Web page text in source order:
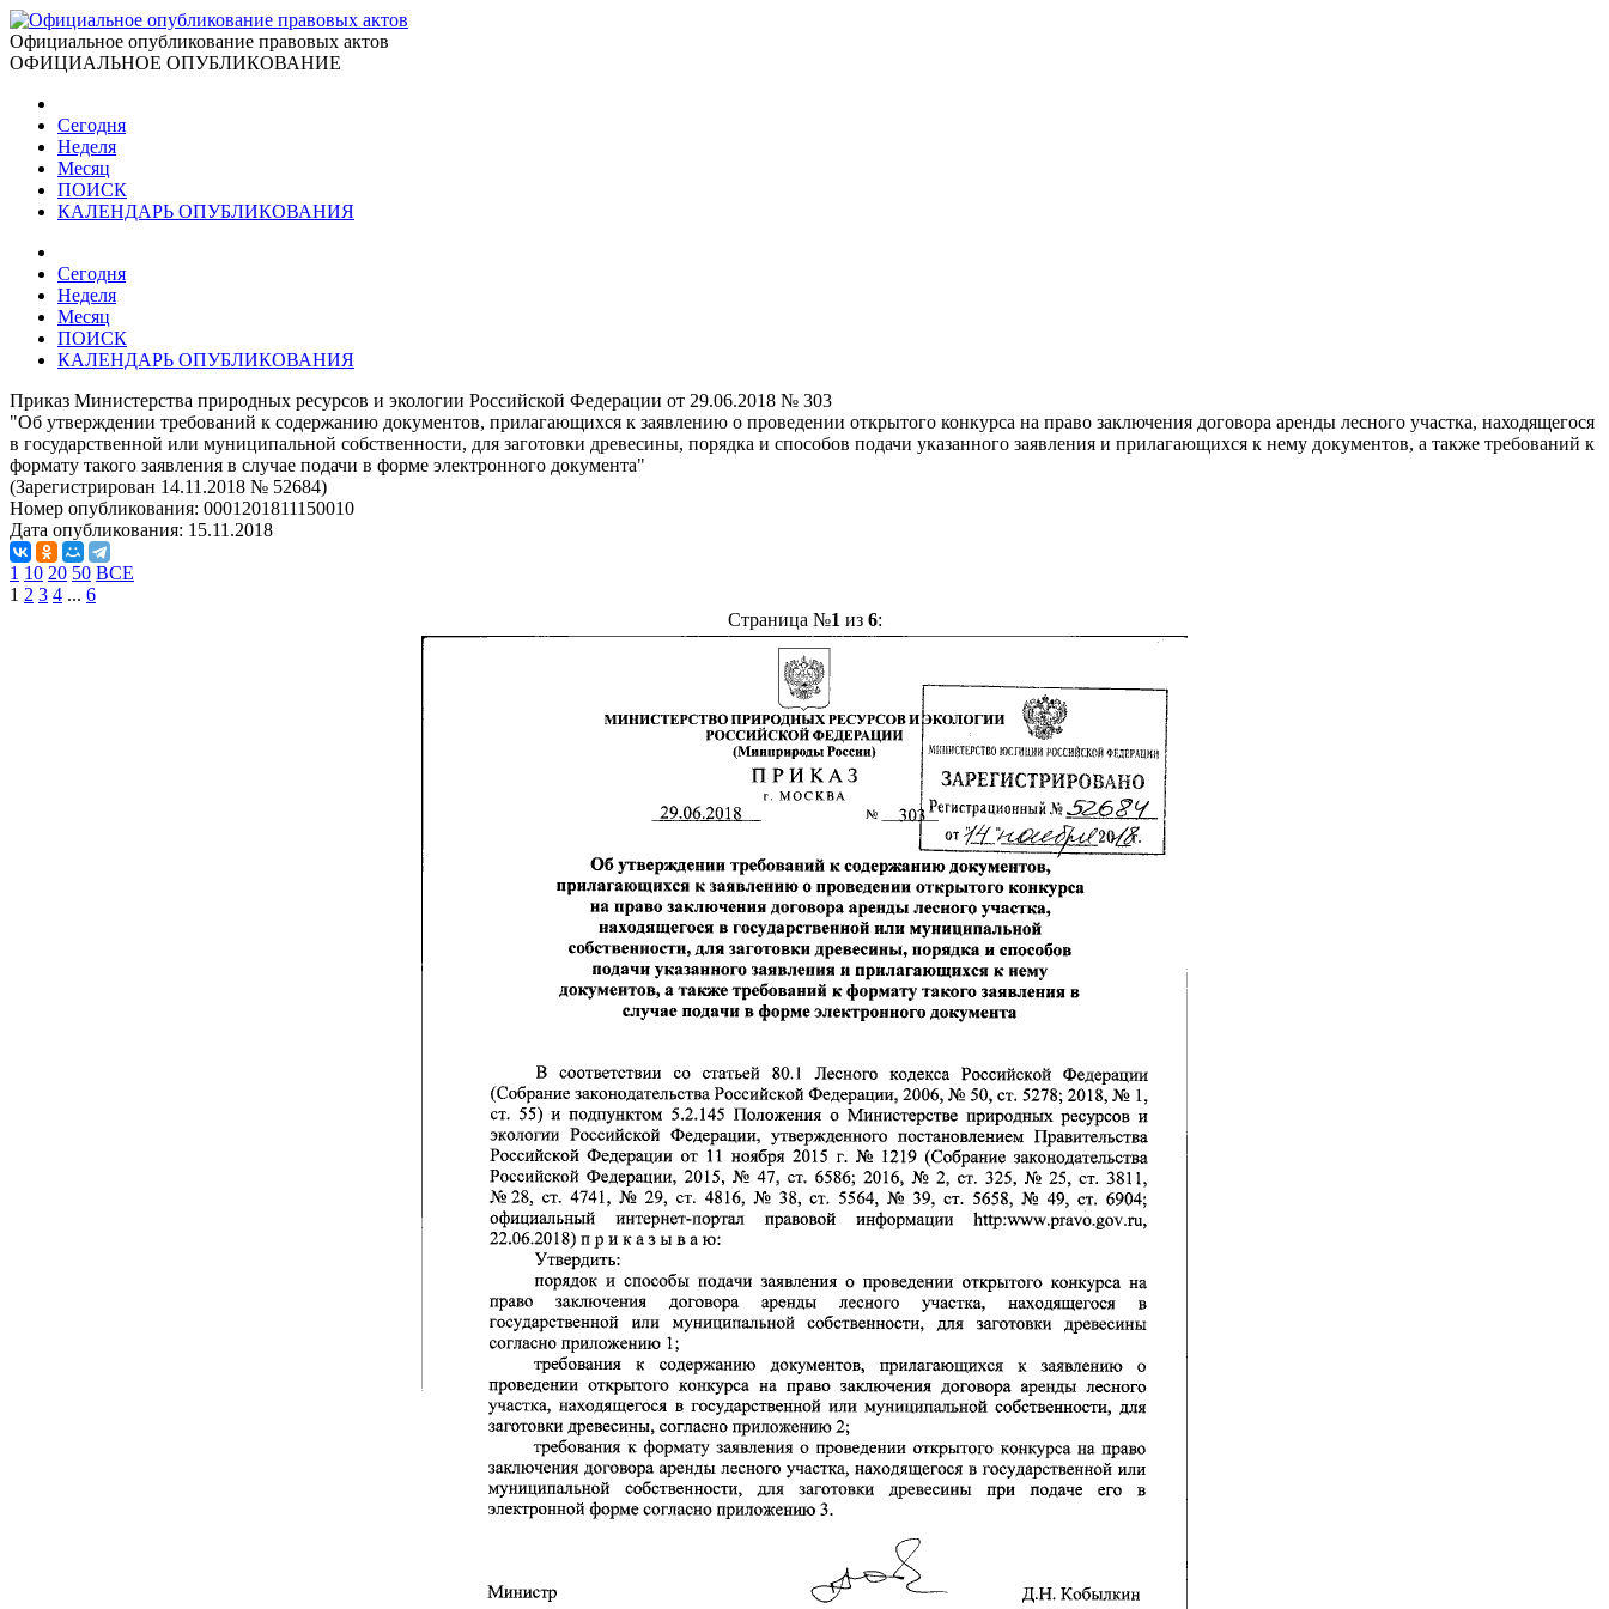
Официальное опубликование правовых актов
ОФИЦИАЛЬНОЕ ОПУБЛИКОВАНИЕ
Сегодня
Неделя
Месяц
ПОИСК
КАЛЕНДАРЬ ОПУБЛИКОВАНИЯ
Сегодня
Неделя
Месяц
ПОИСК
КАЛЕНДАРЬ ОПУБЛИКОВАНИЯ
Приказ Министерства природных ресурсов и экологии Российской Федерации от 29.06.2018 № 303
"Об утверждении требований к содержанию документов, прилагающихся к заявлению о проведении открытого конкурса на право заключения договора аренды лесного участка, находящегося
в государственной или муниципальной собственности, для заготовки древесины, порядка и способов подачи указанного заявления и прилагающихся к нему документов, а также требований к
формату такого заявления в случае подачи в форме электронного документа"
(Зарегистрирован 14.11.2018 № 52684)
Номер опубликования: 0001201811150010
Дата опубликования: 15.11.2018
1 10 20 50 ВСЕ
1 2 3 4 ... 6
Страница №1 из 6: